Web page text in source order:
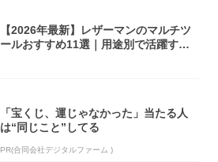
【2026年最新】レザーマンのマルチツ
ールおすすめ11選｜用途別で活躍する
「宝くじ、運じゃなかった」当たる人
は“同じこと”してる
PR(合同会社デジタルファーム )